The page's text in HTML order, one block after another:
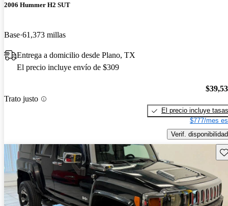
2006 Hummer H2 SUT
Base 61,373 millas
Entrega a domicilio desde Plano, TX
El precio incluye envío de $309
Trato justo
El precio incluye tasas
$777/mes
Verif. disponibilidad